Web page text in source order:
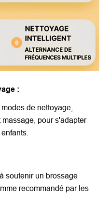
:
de nettoyage,
pour s'adapter
soutenir un brossage
recommandé par les